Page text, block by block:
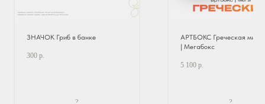
ЗНАЧОК Гриб в банке
300 р.
?
АРТБОКС Греческая
| Мегабокс
5 100 р.
?